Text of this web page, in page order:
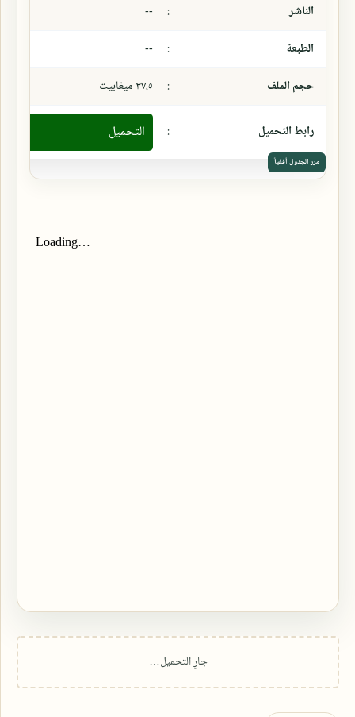
الناشر
:
--
الطبعة
:
--
حجم الملف
: ٣٧،٥ ميغابيت
رابط التحميل : التحميل